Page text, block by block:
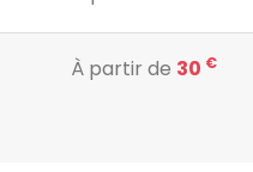
À partir de 30 €